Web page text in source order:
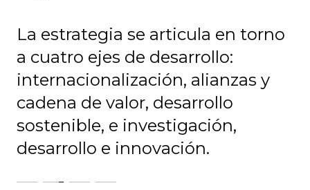
La estrategia se articula en torno
a cuatro ejes de desarrollo:
internacionalización, alianzas y
cadena de valor, desarrollo
sostenible, e investigación,
desarrollo e innovación.